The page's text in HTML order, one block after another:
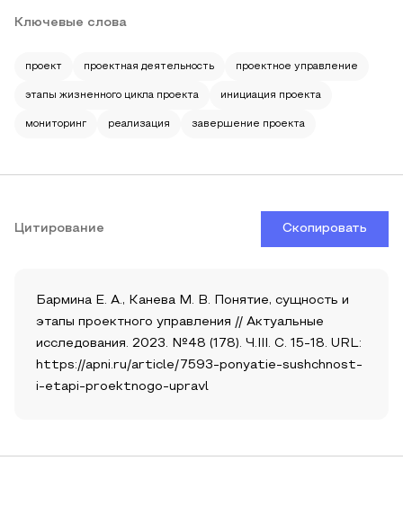
Ключевые слова
проект проектная деятельность проектное управление
этапы жизненного цикла проекта инициация проекта
мониторинг реализация завершение проекта
Цитирование Скопировать
Бармина Е. А., Канева М. В. Понятие, сущность и
этапы проектного управления // Актуальные
исследования. 2023. №48 (178). Ч.III. С. 15-18. URL:
https://apni.ru/article/7593-ponyatie-sushchnost-
i-etapi-proektnogo-upravl